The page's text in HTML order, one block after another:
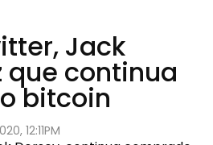
Jack
que continua
bitcoin
12:11PM